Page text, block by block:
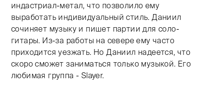
индастриал-метал, что позволило ему
выработать индивидуальный стиль. Даниил
сочиняет музыку и пишет партии для соло-
гитары. Из-за работы на севере ему часто
приходится уезжать. Но Даниил надеется, что
скоро сможет заниматься только музыкой. Его
любимая группа - Slayer.